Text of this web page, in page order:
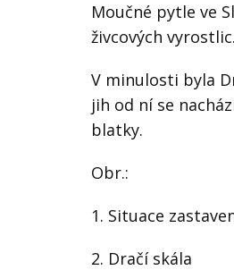
Moučné pytle ve
živcových vyrostlic.
V minulosti byla
jih od ní se
blatky.
Obr.:
1. Situace
2. Dračí skála